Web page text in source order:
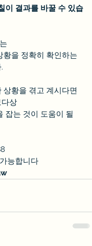
이 결과를 바꿀 수 있습
황을 정확히 확인하는
상황을 겪고 계시다면
상
잡는 것이 도움이 될
능합니다